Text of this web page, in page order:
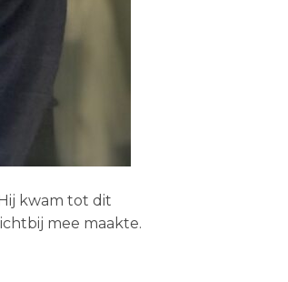
kwam tot dit
mee maakte.